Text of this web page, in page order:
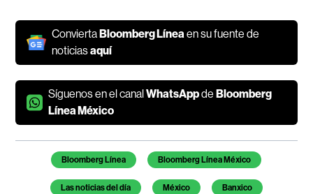
ConviertaBloomberg Líneaen su fuente de
noticiasaquí
Síguenos en el canalWhatsAppdeBloomberg
Línea México
Temas de este artículo
Bloomberg Línea Bloomberg Línea México
Las noticias del día México Banxico